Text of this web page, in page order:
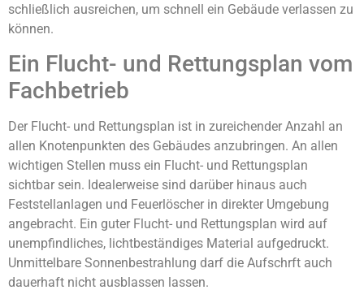
schließlich ausreichen, um schnell ein Gebäude verlassen zu
können.
Ein Flucht- und Rettungsplan vom
Fachbetrieb
Der Flucht- und Rettungsplan ist in zureichender Anzahl an
allen Knotenpunkten des Gebäudes anzubringen. An allen
wichtigen Stellen muss ein Flucht- und Rettungsplan
sichtbar sein. Idealerweise sind darüber hinaus auch
Feststellanlagen und Feuerlöscher in direkter Umgebung
angebracht. Ein guter Flucht- und Rettungsplan wird auf
unempfindliches, lichtbeständiges Material aufgedruckt.
Unmittelbare Sonnenbestrahlung darf die Aufschrft auch
dauerhaft nicht ausblassen lassen.